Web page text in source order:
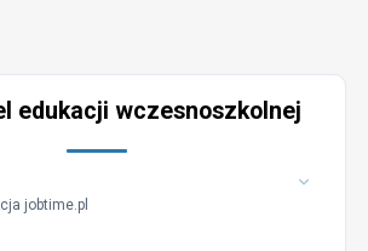
edukacji wczesnoszkolnej
jobtime.pl